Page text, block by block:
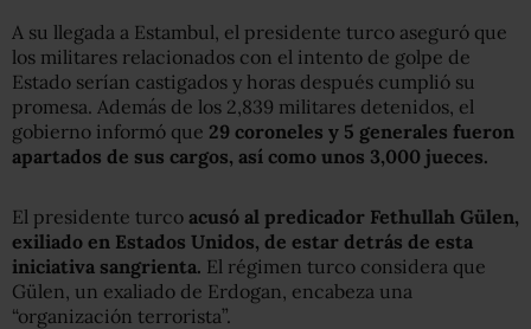
A su llegada a Estambul, el presidente turco aseguró que
los militares relacionados con el intento de golpe de
Estado serían castigados y horas después cumplió su
promesa. Además de los 2,839 militares detenidos, el
gobierno informó que 29 coroneles y 5 generales fueron
apartados de sus cargos, así como unos 3,000 jueces.
El presidente turco acusó al predicador Fethullah Gülen,
exiliado en Estados Unidos, de estar detrás de esta
iniciativa sangrienta. El régimen turco considera que
Gülen, un exaliado de Erdogan, encabeza una
“organización terrorista”.